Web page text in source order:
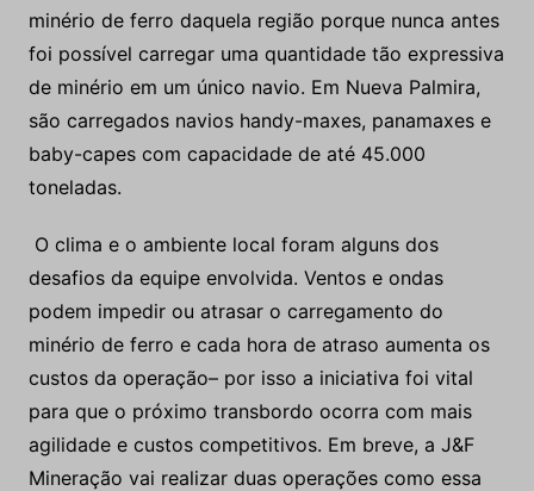
minério de ferro daquela região porque nunca antes
foi possível carregar uma quantidade tão expressiva
de minério em um único navio. Em Nueva Palmira,
são carregados navios handy-maxes, panamaxes e
baby-capes com capacidade de até 45.000
toneladas.
O clima e o ambiente local foram alguns dos
desafios da equipe envolvida. Ventos e ondas
podem impedir ou atrasar o carregamento do
minério de ferro e cada hora de atraso aumenta os
custos da operação– por isso a iniciativa foi vital
para que o próximo transbordo ocorra com mais
agilidade e custos competitivos. Em breve, a J&F
Mineração vai realizar duas operações como essa